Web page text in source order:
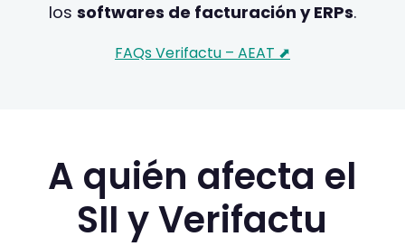
los softwares de facturación y ERPs.
FAQs Verifactu – AEAT ⬈
A quién afecta el
SII y Verifactu